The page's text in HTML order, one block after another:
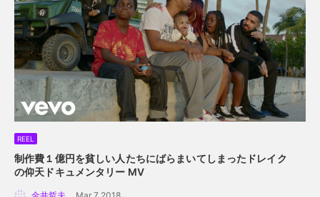
REEL
制作費１億円を貧しい人たちにばらまいてしまった ドレイク
の仰天ドキュメンタリー MV
金井哲夫 Mar 7 2018